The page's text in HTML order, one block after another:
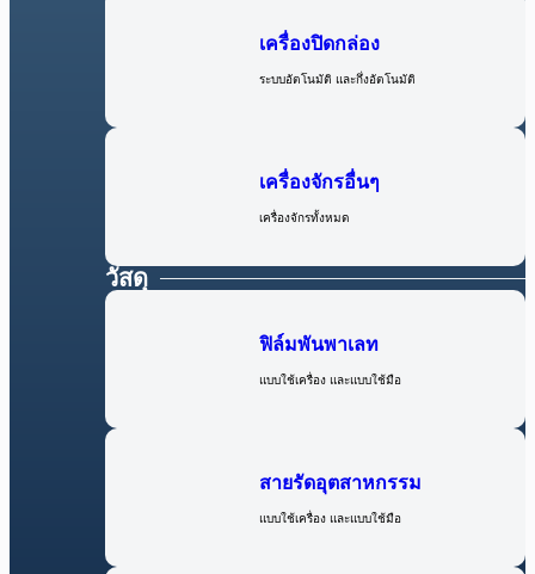
เครื่องปิดกล่อง
ระบบอัตโนมัติ และกึ่งอัตโนมัติ
เครื่องจักรอื่นๆ
เครื่องจักรทั้งหมด
วัสดุ
ฟิล์มพันพาเลท
แบบใช้เครื่อง และแบบใช้มือ
สายรัดอุตสาหกรรม
แบบใช้เครื่อง และแบบใช้มือ